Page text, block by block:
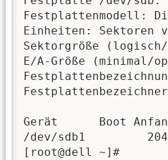
Festplattenmodell:
Einheiten: Sektoren
Sektorgröße
E/A-Größe (minimal/
Gerät      Boot
/dev/sdb1         2048
[root@dell ~]#